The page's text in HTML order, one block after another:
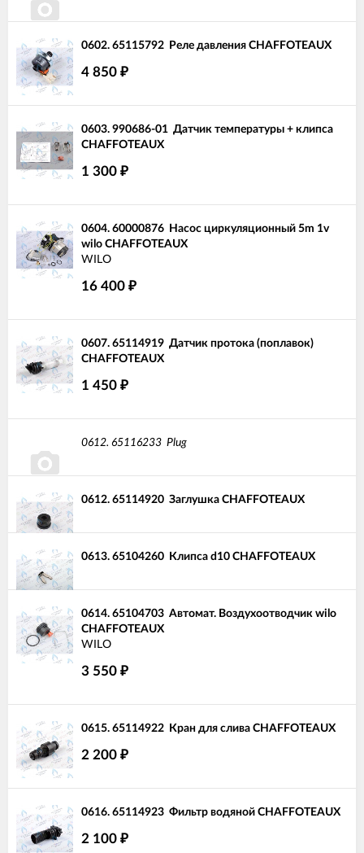
0602. 65115792 Реле давления CHAFFOTEAUX
4 850 ₽
0603. 990686-01 Датчик температуры + клипса
CHAFFOTEAUX
1 300 ₽
0604. 60000876 Насос циркуляционный 5m 1v
wilo CHAFFOTEAUX
WILO
16 400 ₽
0607. 65114919 Датчик протока (поплавок)
CHAFFOTEAUX
1 450 ₽
0612. 65116233 Plug
0612. 65114920 Заглушка CHAFFOTEAUX
0613. 65104260 Клипса d10 CHAFFOTEAUX
0614. 65104703 Автомат. Воздухоотводчик wilo
CHAFFOTEAUX
WILO
3 550 ₽
0615. 65114922 Кран для слива CHAFFOTEAUX
2 200 ₽
0616. 65114923 Фильтр водяной CHAFFOTEAUX
2 100 ₽